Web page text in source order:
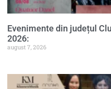
Evenimente din județul
2026:
august 7, 2026